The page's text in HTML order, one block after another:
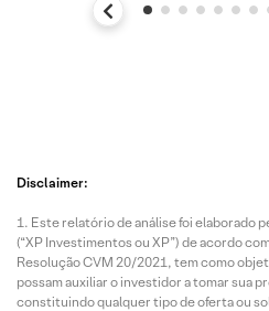
Disclaimer:
Este relatório de análise foi elaborado
(“XP Investimentos ou XP”) de acordo
Resolução CVM 20/2021, tem como
possam auxiliar o investidor a tomar sua
constituindo qualquer tipo de oferta ou